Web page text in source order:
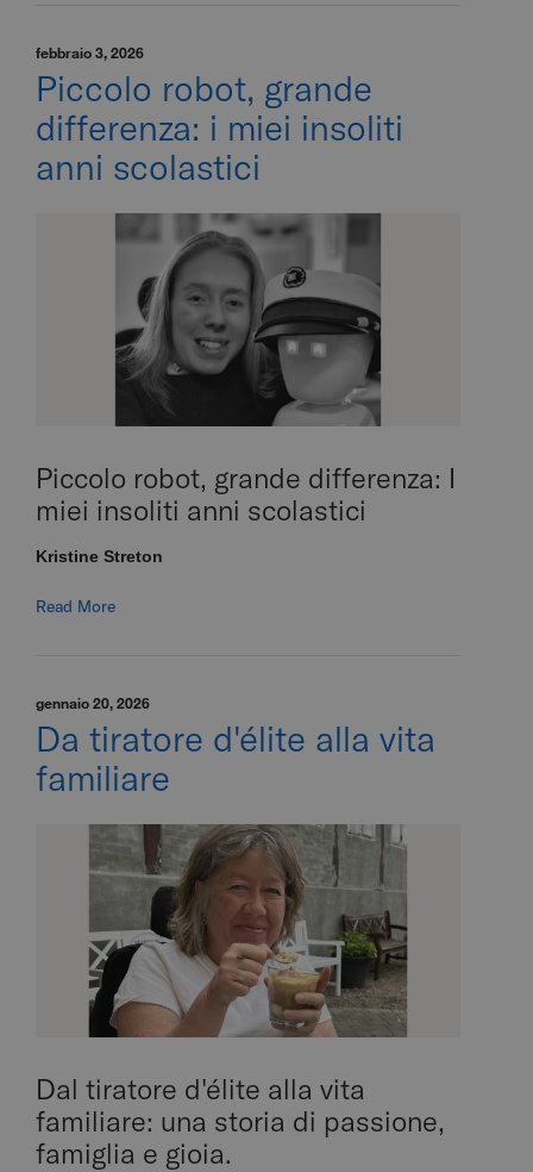
febbraio 3, 2026
Piccolo robot, grande
differenza: i miei insoliti
anni scolastici
Piccolo robot, grande differenza: I
miei insoliti anni scolastici
Kristine Streton
Read More
gennaio 20, 2026
Da tiratore d'élite alla vita
familiare
Dal tiratore d'élite alla vita
familiare: una storia di passione,
famiglia e gioia.